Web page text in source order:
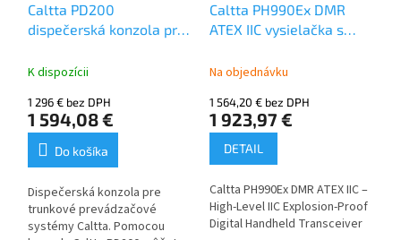
Caltta PD200
dispečerská konzola pre
PR900
K dispozícii
1 296 € bez DPH
1 594,08 €
Do košíka
Dispečerská konzola pre
trunkové prevádzačové
systémy Caltta. Pomocou
Caltta PH990Ex DMR
ATEX IIC vysielačka s
displejom
Na objednávku
1 564,20 € bez DPH
1 923,97 €
DETAIL
Caltta PH990Ex DMR ATEX IIC –
High-Level IIC Explosion-Proof
Digital Handheld Transceiver